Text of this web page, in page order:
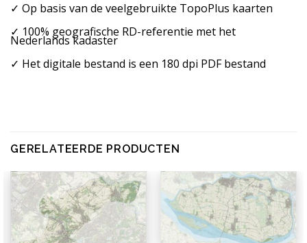
✓ Op basis van de veelgebruikte TopoPlus kaarten
✓ 100% geografische RD-referentie met het
Nederlands kadaster
✓ Het digitale bestand is een 180 dpi PDF bestand
GERELATEERDE PRODUCTEN